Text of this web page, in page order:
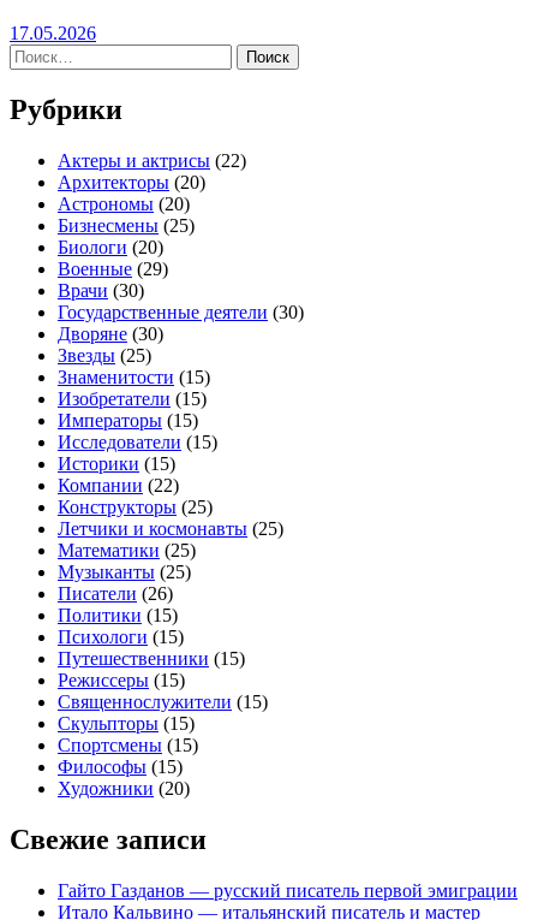
17.05.2026
Найти:
Рубрики
Актеры и актрисы (22)
Архитекторы (20)
Астрономы (20)
Бизнесмены (25)
Биологи (20)
Военные (29)
Врачи (30)
Государственные деятели (30)
Дворяне (30)
Звезды (25)
Знаменитости (15)
Изобретатели (15)
Императоры (15)
Исследователи (15)
Историки (15)
Компании (22)
Конструкторы (25)
Летчики и космонавты (25)
Математики (25)
Музыканты (25)
Писатели (26)
Политики (15)
Психологи (15)
Путешественники (15)
Режиссеры (15)
Священнослужители (15)
Скульпторы (15)
Спортсмены (15)
Философы (15)
Художники (20)
Свежие записи
Гайто Газданов — русский писатель первой эмиграции
Итало Кальвино — итальянский писатель и мастер